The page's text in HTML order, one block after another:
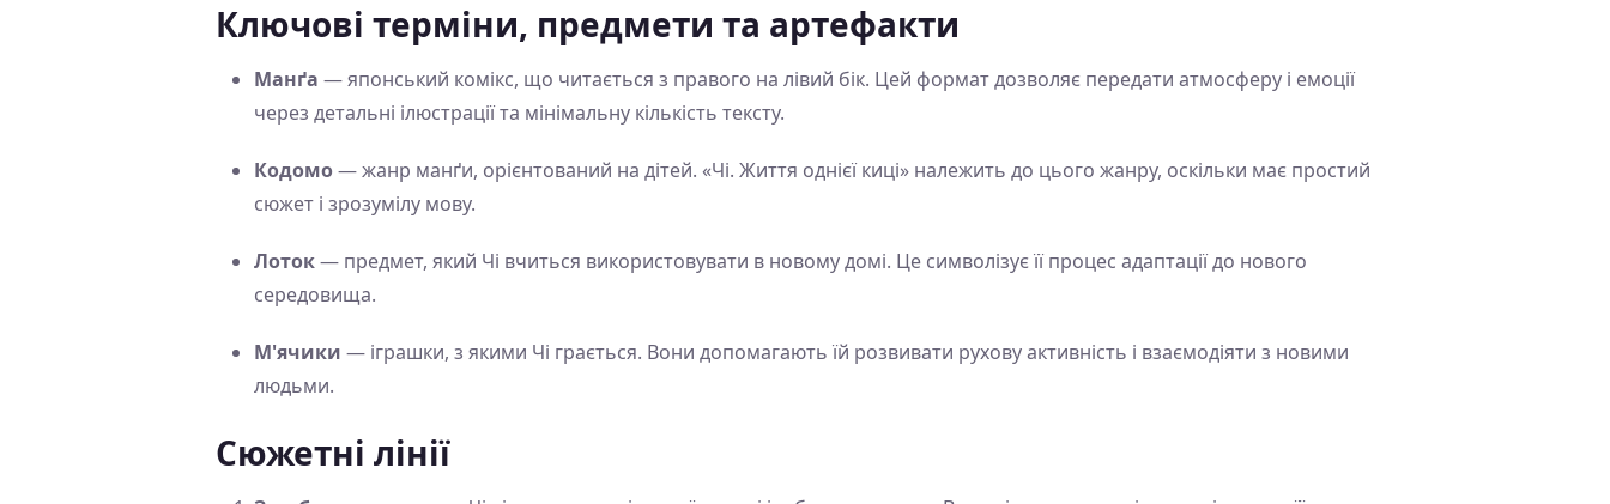
Ключові терміни, предмети та артефакти
Манґа — японський комікс, що читається з правого на лівий бік. Цей формат дозволяє передати атмосферу і емоції
через детальні ілюстрації та мінімальну кількість тексту.
Кодомо— жанр манґи, орієнтований на дітей. «Чі. Життя однієї киці» належить до цього жанру, оскільки має простий
сюжет і зрозумілу мову.
Лоток— предмет, який Чі вчиться використовувати в новому домі. Це символізує її процес адаптації до нового
середовища.
М'ячики — іграшки, з якими Чі грається. Вони допомагають їй розвивати рухову активність і взаємодіяти з новими
людьми.
Сюжетні лінії